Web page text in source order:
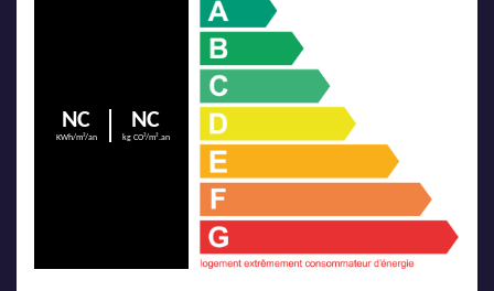
NC
KWh/m²/an
NC
kg CO²/m².an